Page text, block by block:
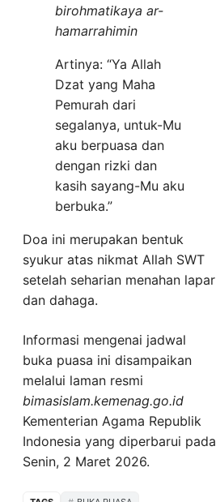
birohmatikaya ar-
hamarrahimin
Artinya: “Ya Allah
Dzat yang Maha
Pemurah dari
segalanya, untuk-Mu
aku berpuasa dan
dengan rizki dan
kasih sayang-Mu aku
berbuka.”
Doa ini merupakan bentuk
syukur atas nikmat Allah SWT
setelah seharian menahan lapar
dan dahaga.
Informasi mengenai jadwal
buka puasa ini disampaikan
melalui laman resmi
bimasislam.kemenag.go.id
Kementerian Agama Republik
Indonesia yang diperbarui pada
Senin, 2 Maret 2026.